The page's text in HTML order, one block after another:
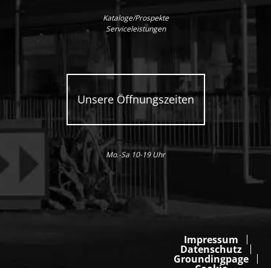
Kataloge/Prospekte
Serviceleistungen
Unsere Öffnungszeiten
Mo.-Sa 10-19 Uhr
Impressum
Datenschutz
Groundingpage